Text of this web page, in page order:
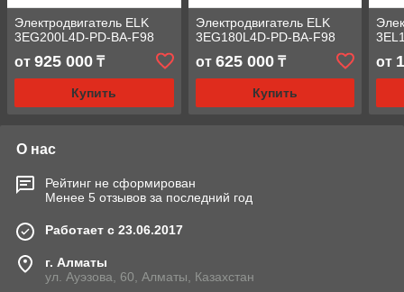
Электродвигатель ELK
3EG200L4D-PD-BA-F98
от 925 000 ₸
Купить
Электродвигатель ELK
3EG180L4D-PD-BA-F98
от 625 000₸
Купить
от
О нас
Рейтинг не сформирован
Менее 5 отзывов за последний год
Работает с 23.06.2017
г. Алматы
ул. Ауэзова, 60, Алматы, Казахстан